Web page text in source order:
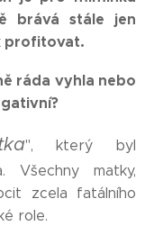
brává stále jen
profitovat.
ráda vyhla nebo
", který byl
Všechny matky,
zcela fatálního
role.